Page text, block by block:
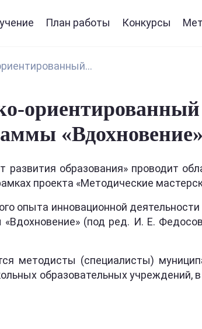
План работы Конкурсы
«Вдохновение»
образования» проводит
проекта «Методические
опыта инновационной
(под ред. И. Е.
методисты (специалисты)
образовательных